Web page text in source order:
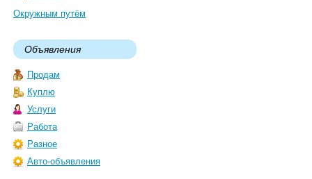
Окружным путём
Объявления
Продам
Куплю
Услуги
Работа
Разное
Авто-объявления